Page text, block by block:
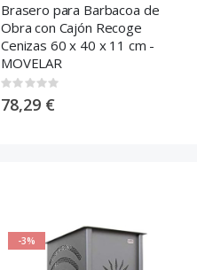
Brasero para Barbacoa de
Obra con Cajón Recoge
Cenizas 60 x 40 x 11 cm -
MOVELAR
Rating:
0%
78,29 €
-3%